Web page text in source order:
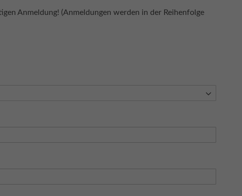
Anmeldung! (Anmeldungen werden in der Reihenfolge